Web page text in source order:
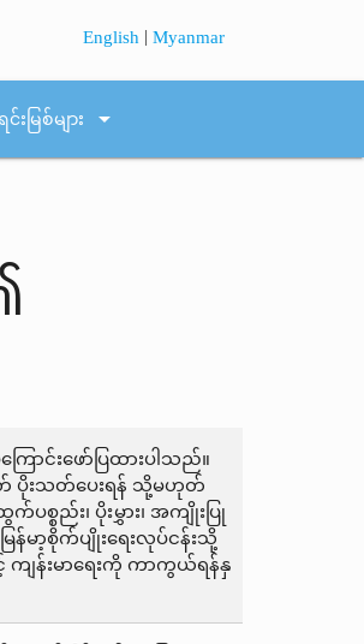
English |Myanmar
င်းမြစ်များ arrow_drop_down
င်းဖော်ပြထားပါသည်။
ပိုးသတ်ပေးရန် သို့မဟုတ်
စ္စည်း၊ ပိုးမွှား၊ အကျိုးပြု
မာ့စိုက်ပျိုးရေးလုပ်ငန်းသို့
ျန်းမာရေးကို ကာကွယ်ရန်နှ